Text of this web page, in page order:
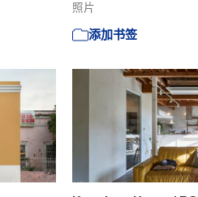
照片
添加书签